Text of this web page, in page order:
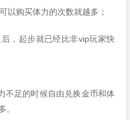
购买体力的次数就越多；
，起步就已经比非vip玩家快
不足的时候自由兑换金币和体
。